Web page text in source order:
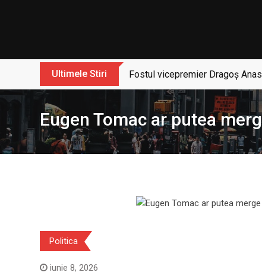
Ultimele Stiri Fostul vicepremier Dragoș
Eugen Tomac ar putea
Politica
iunie 8, 2026